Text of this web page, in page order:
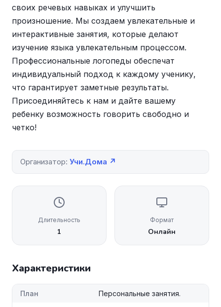
своих речевых навыках и улучшить
произношение. Мы создаем увлекательные и
интерактивные занятия, которые делают
изучение языка увлекательным процессом.
Профессиональные логопеды обеспечат
индивидуальный подход к каждому ученику,
что гарантирует заметные результаты.
Присоединяйтесь к нам и дайте вашему
ребенку возможность говорить свободно и
четко!
Организатор: Учи.Дома ↗
Длительность
1
Формат
Онлайн
Характеристики
План Персональные занятия.